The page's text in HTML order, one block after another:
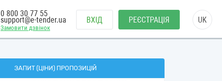
Замовити дзвінок
0 800 30 77 55
support@e-tender.ua ВХІД РЕЄСТРАЦІЯ UK
ЗАПИТ (ЦІНИ) ПРОПОЗИЦІЙ